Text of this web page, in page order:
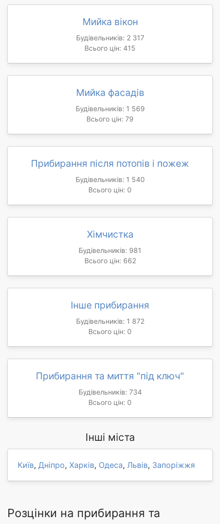
Мийка вікон
Будівельників: 2 317
Всього цін: 415
Мийка фасадів
Будівельників: 1 569
Всього цін: 79
Прибирання після потопів і пожеж
Будівельників: 1 540
Всього цін: 0
Хімчистка
Будівельників: 981
Всього цін: 662
Інше прибирання
Будівельників: 1 872
Всього цін: 0
Прибирання та миття "під ключ"
Будівельників: 734
Всього цін: 0
Інші міста
Київ, Дніпро, Харків, Одеса, Львів, Запоріжжя
Розцінки на прибирання та